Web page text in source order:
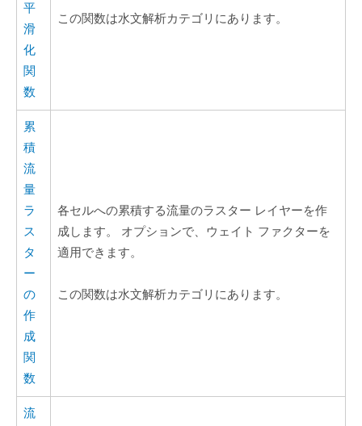
平
滑
化
関
数
この関数は水文解析カテゴリにあります。
累
積
流
量
ラ
ス
タ
ー
の
作
成
関
数
各セルへの累積する流量のラスター レイヤーを作
成します。 オプションで、ウェイト ファクターを
適用できます。
この関数は水文解析カテゴリにあります。
流